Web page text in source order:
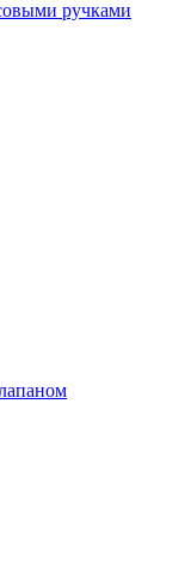
ручками